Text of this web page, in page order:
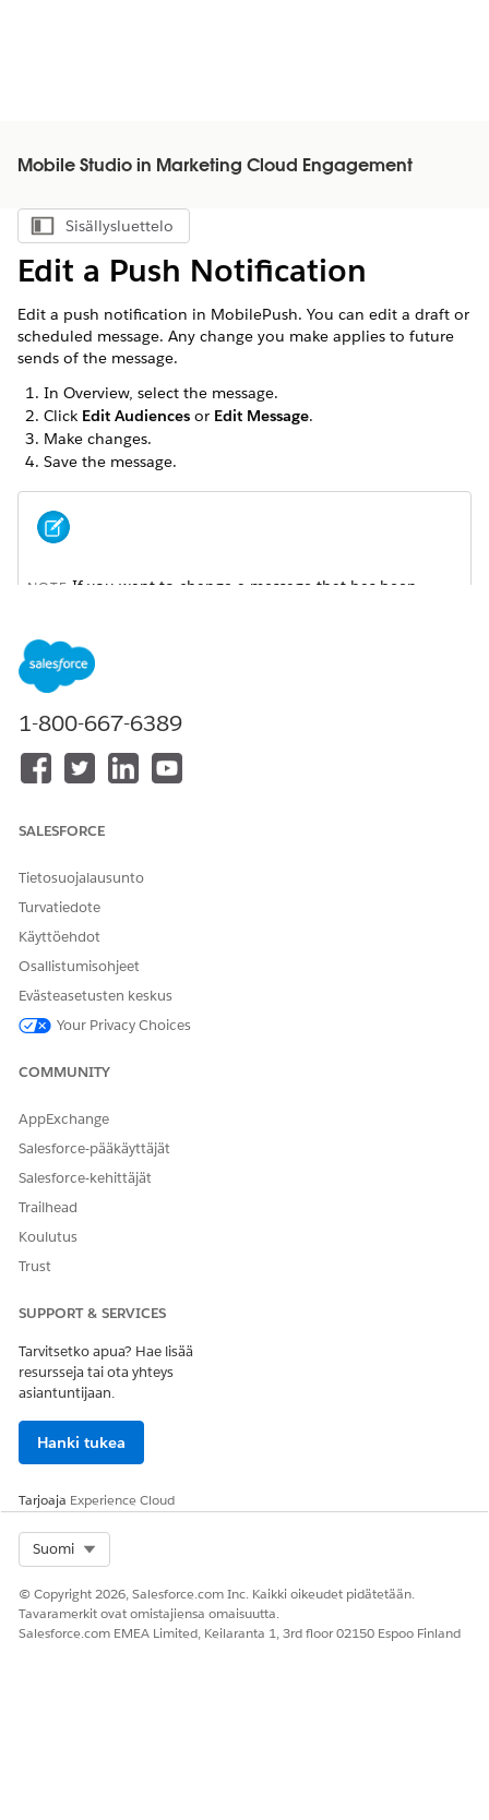
Mobile Studio in Marketing Cloud Engagement
Näytä sisällysluettelo
Sisällysluettelo
Edit a Push Notification
Edit a push notification in MobilePush. You can edit a draft or
scheduled message. Any change you make applies to future
sends of the message.
In Overview, select the message.
Click Edit Audiences or Edit Message.
Make changes.
Save the message.
NOTE If you want to change a message that has been
is in progress an hour before its scheduled send time.
For an outbound sends message, cancel from the send
For an Inbox message, deactivate the message and
Anna palautetta, jotta voimme kehittyä!
1-800-667-6389
SALESFORCE
Tietosuojalausunto
Turvatiedote
Käyttöehdot
Osallistumisohjeet
Evästeasetusten keskus
Your Privacy Choices
COMMUNITY
AppExchange
Salesforce-pääkäyttäjät
Salesforce-kehittäjät
Trailhead
Koulutus
Trust
SUPPORT & SERVICES
Tarvitsetko apua? Hae lisää
resursseja tai ota yhteys
asiantuntijaan.
Hanki tukea
Tarjoaja Experience Cloud
Suomi
© Copyright 2026, Salesforce.com Inc. Kaikki oikeudet pidätetään.
Tavaramerkit ovat omistajiensa omaisuutta.
Salesforce.com EMEA Limited, Keilaranta 1, 3rd floor 02150 Espoo Finland